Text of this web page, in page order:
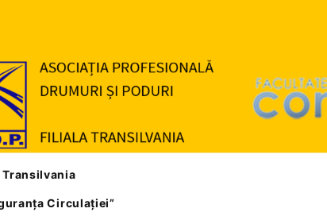
Circulației”